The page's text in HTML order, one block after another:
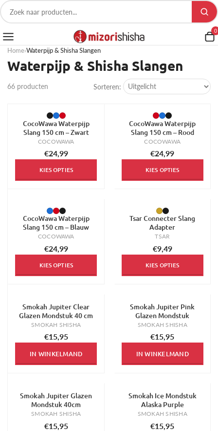
0
Home›Waterpijp & Shisha Slangen
Waterpijp & Shisha Slangen
66 producten Sorteren:
CocoWawa Waterpijp
Slang 150 cm – Zwart
COCOWAWA
€24,99
KIES OPTIES
CocoWawa Waterpijp
Slang 150 cm – Rood
COCOWAWA
€24,99
KIES OPTIES
CocoWawa Waterpijp
Slang 150 cm – Blauw
COCOWAWA
€24,99
KIES OPTIES
Tsar Connecter Slang
Adapter
TSAR
€9,49
KIES OPTIES
Smokah Jupiter Clear
Glazen Mondstuk 40 cm
SMOKAH SHISHA
€15,95
IN WINKELMAND
Smokah Jupiter Pink
Glazen Mondstuk
SMOKAH SHISHA
€15,95
IN WINKELMAND
Smokah Jupiter Glazen
Mondstuk 40cm
SMOKAH SHISHA
€15,95
Smokah Ice Mondstuk
Alaska Purple
SMOKAH SHISHA
€15,95